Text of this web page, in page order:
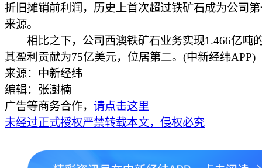
折旧摊销前利润，历史上首次超过铁矿石成为公司
来源。
相比之下，公司西澳铁矿石业务实现1.466亿吨
其盈利贡献为75亿美元，位居第二。(中新经纬APP)
来源：中新经纬
编辑：张澍楠
广告等商务合作， 请点击这里
未经过正式授权严禁转载本文，侵权必究